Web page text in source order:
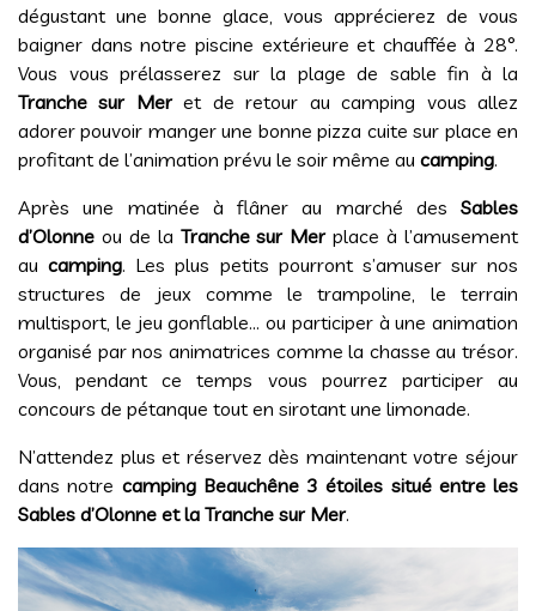
dégustant une bonne glace, vous apprécierez de vous
baigner dans notre piscine extérieure et chauffée à 28°.
Vous vous prélasserez sur la plage de sable fin à la
Tranche sur Meret de retour au camping vous allez
adorer pouvoir manger une bonne pizza cuite sur place en
profitant de l’animation prévu le soir même au camping.
Après une matinée à flâner au marché des Sables
d’Olonne ou de la Tranche sur Merplace à l’amusement
aucamping. Les plus petits pourront s’amuser sur nos
structures de jeux comme le trampoline, le terrain
multisport, le jeu gonflable… ou participer à une animation
organisé par nos animatrices comme la chasse au trésor.
Vous, pendant ce temps vous pourrez participer au
concours de pétanque tout en sirotant une limonade.
N’attendez plus et réservez dès maintenant votre séjour
dans notre camping Beauchêne 3 étoiles situé entre les
Sables d’Olonne et la Tranche sur Mer.